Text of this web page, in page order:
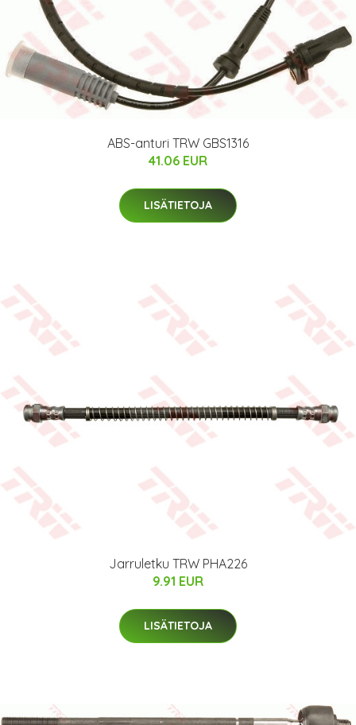
ABS-anturi TRW GBS1316
41.06 EUR
LISÄTIETOJA
Jarruletku TRW PHA226
9.91 EUR
LISÄTIETOJA